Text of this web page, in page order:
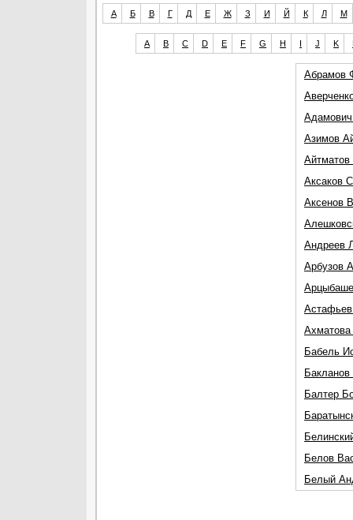
А Б В Г Д Е Ж З И Й К Л М
A B C D E F G H I J K
Абрамов
Азимов
Айтматов
Аксаков
Аксенов
Андреев
Арбузов
Астафьев
Бабель
Бакланов
Балтер
Белов
Белый